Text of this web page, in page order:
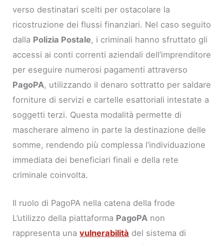
verso destinatari scelti per ostacolare la
ricostruzione dei flussi finanziari. Nel caso seguito
dalla Polizia Postale, i criminali hanno sfruttato gli
accessi ai conti correnti aziendali dell’imprenditore
per eseguire numerosi pagamenti attraverso
PagoPA, utilizzando il denaro sottratto per saldare
forniture di servizi e cartelle esattoriali intestate a
soggetti terzi. Questa modalità permette di
mascherare almeno in parte la destinazione delle
somme, rendendo più complessa l’individuazione
immediata dei beneficiari finali e della rete
criminale coinvolta.
Il ruolo di PagoPA nella catena della frode
L’utilizzo della piattaforma PagoPA non
rappresenta unavulnerabilità del sistema di